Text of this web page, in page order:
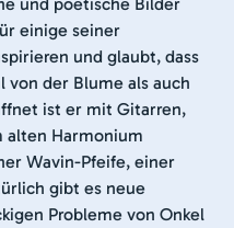
einige seiner
und glaubt, dass
der Blume als auch
ist er mit Gitarren,
alten Harmonium
Wavin-Pfeife, einer
gibt es neue
Probleme von Onkel